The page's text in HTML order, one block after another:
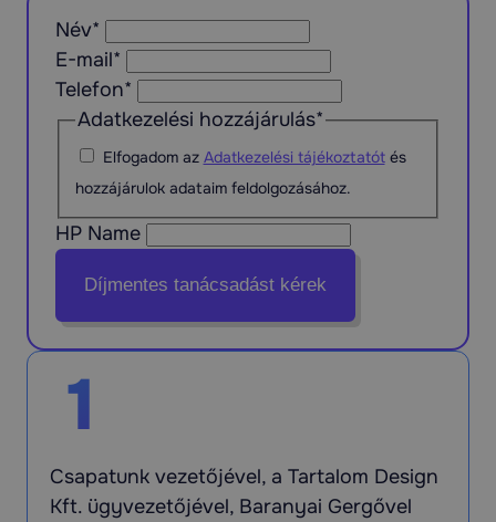
Név*
E-mail*
Telefon*
Adatkezelési hozzájárulás*
Elfogadom az Adatkezelési tájékoztatótés
hozzájárulok adataim feldolgozásához.
HP Name
Díjmentes tanácsadást kérek
1
Csapatunk vezetőjével, a Tartalom Design
Kft. ügyvezetőjével, Baranyai Gergővel